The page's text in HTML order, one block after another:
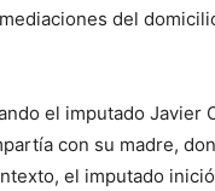
del
el imputado Javier
con su madre,
el imputado